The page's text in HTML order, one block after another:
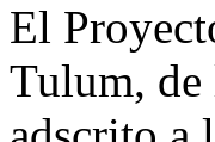
El
Tulum, de